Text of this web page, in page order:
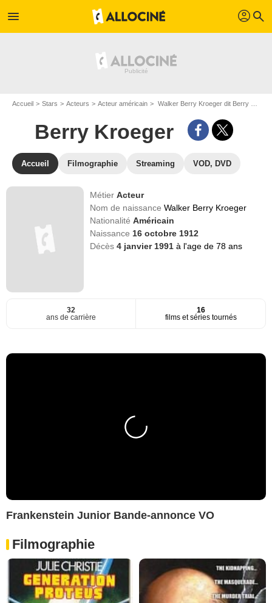
menu profil search
Accueil Stars Acteurs Acteur américain Walker Berry Kroeger dit Berry Kroeger
Berry Kroeger
Accueil Filmographie Streaming VOD, DVD
MétierActeur
Nom de naissanceWalker Berry Kroeger
NationalitéAméricain
Naissance 16 octobre 1912
Décès4 janvier 1991à l'age de 78 ans
32
ans de carrière
16
films et séries tournés
Frankenstein Junior Bande-annonce VO
Filmographie